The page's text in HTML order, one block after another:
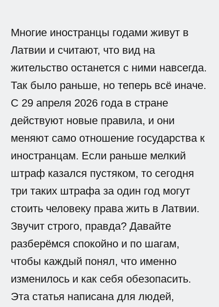
Многие иностранцы годами живут в
Латвии и считают, что вид на
жительство останется с ними навсегда.
Так было раньше, но теперь всё иначе.
С 29 апреля 2026 года в стране
действуют новые правила, и они
меняют само отношение государства к
иностранцам. Если раньше мелкий
штраф казался пустяком, то сегодня
три таких штрафа за один год могут
стоить человеку права жить в Латвии.
Звучит строго, правда? Давайте
разберёмся спокойно и по шагам,
чтобы каждый понял, что именно
изменилось и как себя обезопасить.
Эта статья написана для людей,